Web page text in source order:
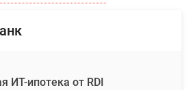
ИТ-ипотека от RDI